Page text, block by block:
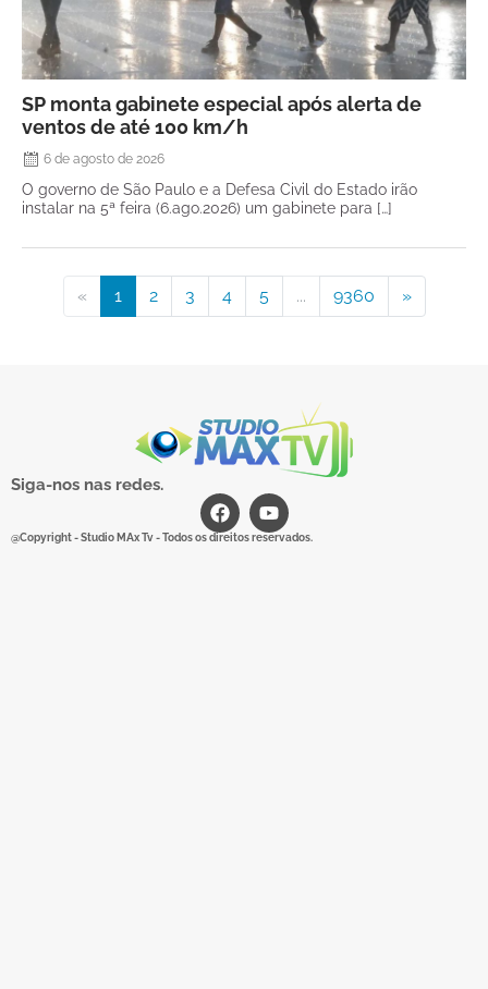
SP monta gabinete especial após alerta de
ventos de até 100 km/h
6 de agosto de 2026
O governo de São Paulo e a Defesa Civil do Estado irão
instalar na 5ª feira (6.ago.2026) um gabinete para […]
« 1 2 3 4 5 ... 9360 »
Siga-nos nas redes.
@Copyright - Studio MAx Tv - Todos os direitos reservados.